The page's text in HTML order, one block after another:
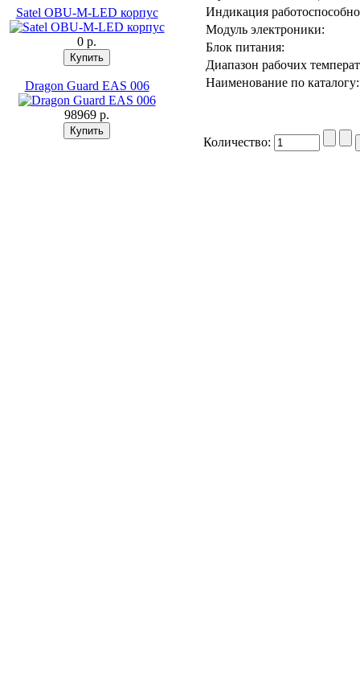
Satel OBU-M-LED корпус
0 p.
Dragon Guard EAS 006
98969 p.
Индикация
Модуль электроники:
Блок питания:
Диапазон рабочих
Наименование по каталогу:
Количество: